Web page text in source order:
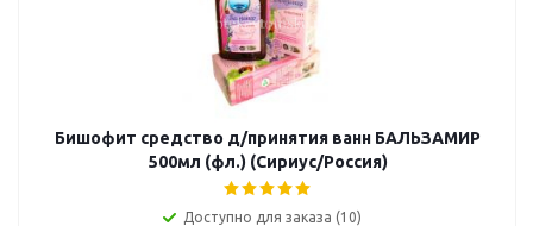
Бишофит средство д/принятия ванн БАЛЬЗАМИР
500мл (фл.) (Сириус/Россия)
Доступно для заказа (10)